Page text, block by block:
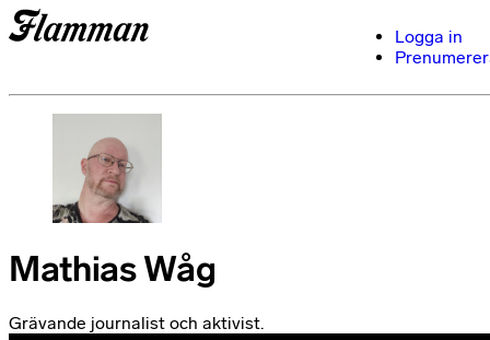
Logga in
Mathias Wåg
Grävande journalist och aktivist.